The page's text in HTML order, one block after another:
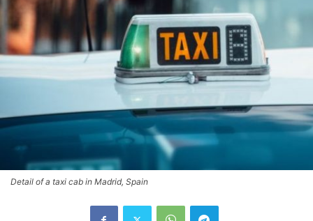
Detail of a taxi cab in Madrid, Spain